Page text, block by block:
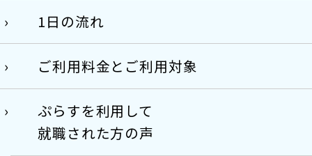
1日の流れ
ご利用料金とご利用対象
ぷらすを利用して
就職された方の声